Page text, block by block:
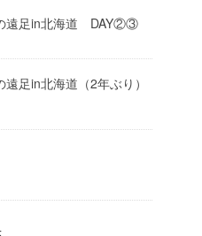
遠足in北海道 DAY②③
足in北海道（2年ぶり）